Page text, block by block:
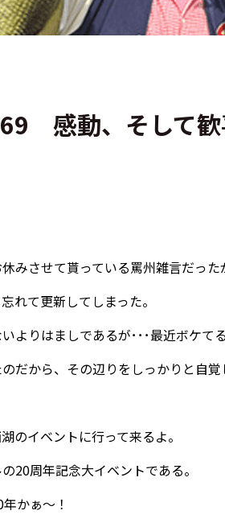
感動、そして
みさせて貰っている罵州雑言だった
れて更新してしまった。
よりはましであるが･･･最近ボケて
だから、その辺りをしっかりと自
のイベントに行って来るよ。
20周年記念大イベントである。
かぁ～！